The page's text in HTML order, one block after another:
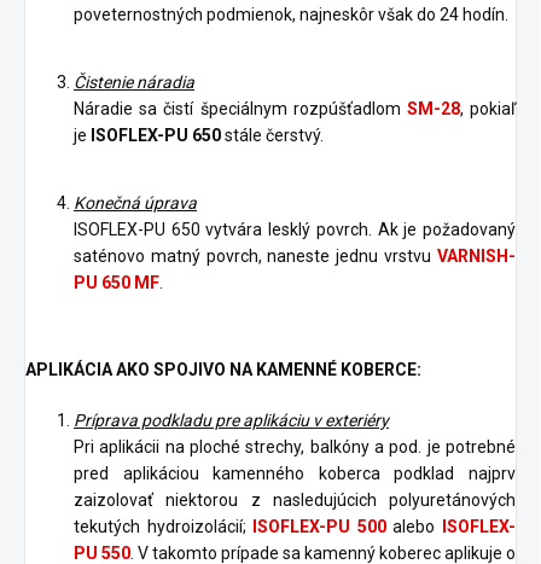
poveternostných podmienok, najneskôr však do 24 hodín.
Čistenie náradia
Náradie sa čistí špeciálnym rozpúšťadlom SM-28, pokiaľ
je ISOFLEX-PU 650stále čerstvý.
Konečná úprava
ISOFLEX-PU 650 vytvára lesklý povrch. Ak je požadovaný
saténovo matný povrch, naneste jednu vrstvu VARNISH-
PU 650 MF
APLIKÁCIA AKO SPOJIVO NA KAMENNÉ KOBERCE:
Príprava podkladu pre aplikáciu v exteriéry
Pri aplikácii na ploché strechy, balkóny a pod. je potrebné
pred aplikáciou kamenného koberca podklad najprv
zaizolovať niektorou z nasledujúcich polyuretánových
tekutých hydroizolácií;
ISOFLEX-PU 500alebo
ISOFLEX-
PU 550 . V takomto prípade sa kamenný koberec aplikuje o